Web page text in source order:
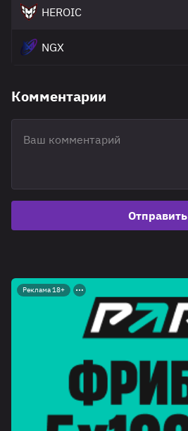
HEROIC
NGX
Комментарии
Отправить
Реклама 18+